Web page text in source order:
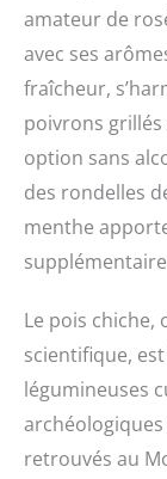
amateur de
avec ses
fraîcheur,
poivrons grillés
option sans
des rondelles
menthe
Le pois chiche,
scientifique,
légumineuses
retrouvés au